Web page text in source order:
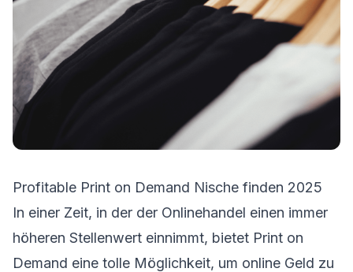
Profitable Print on Demand Nische finden 2025
In einer Zeit, in der der Onlinehandel einen immer
höheren Stellenwert einnimmt, bietet Print on
Demand eine tolle Möglichkeit, um online Geld zu